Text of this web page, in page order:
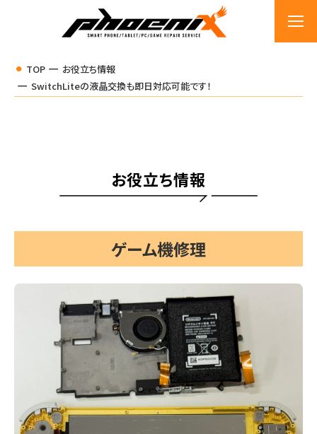
TOP
お役立ち情報
SwitchLiteの液晶交換も即日対応可能です！
お役立ち情報
ゲーム機修理